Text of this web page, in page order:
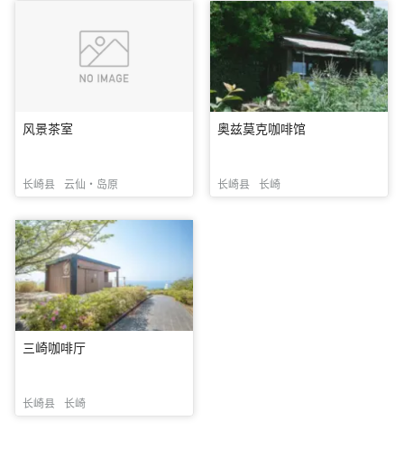
风景茶室
长崎县 云仙・岛原
奥兹莫克咖啡馆
长崎县 长崎
三崎咖啡厅
长崎县 长崎